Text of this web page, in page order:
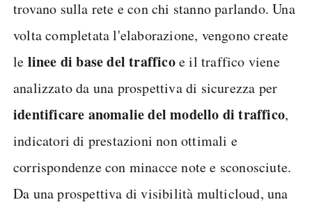
trovano sulla rete e con chi stanno parlando. Una
volta completata l'elaborazione, vengono create
le linee di base del trafficoe il traffico viene
analizzato da una prospettiva di sicurezza per
identificare anomalie del modello di traffico,
indicatori di prestazioni non ottimali e
corrispondenze con minacce note e sconosciute.
Da una prospettiva di visibilità multicloud, una